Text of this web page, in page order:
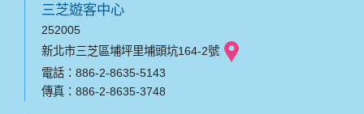
三芝遊客中心
252005
新北市三芝區埔坪里埔頭坑164-2號
電話：886-2-8635-5143
傳真：886-2-8635-3748